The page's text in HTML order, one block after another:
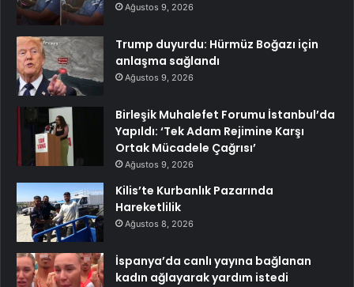
Ağustos 9, 2026
Trump duyurdu: Hürmüz Boğazı için
anlaşma sağlandı
Ağustos 9, 2026
Birleşik Muhalefet Forumu İstanbul’da
Yapıldı: ‘Tek Adam Rejimine Karşı
Ortak Mücadele Çağrısı’
Ağustos 9, 2026
Kilis’te Kurbanlık Pazarında
Hareketlilik
Ağustos 8, 2026
İspanya’da canlı yayına bağlanan
kadın ağlayarak yardım istedi